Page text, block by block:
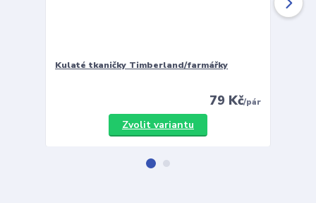
Kulaté tkaničky Timberland/farmářky
79 Kč/pár
Zvolit variantu